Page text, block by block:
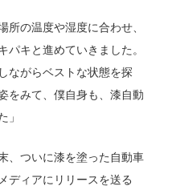
所の温度や湿度に合わせ、
パキと進めていきました。
ながらベストな状態を探
をみて、僕自身も、漆自動
」
、ついに漆を塗った自動車
ディアにリリースを送る